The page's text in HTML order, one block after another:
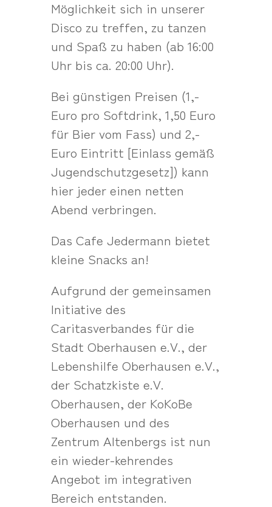
Möglichkeit sich in unserer
Disco zu treffen, zu tanzen
und Spaß zu haben (ab 16:00
Uhr bis ca. 20:00 Uhr).
Bei günstigen Preisen (1,-
Euro pro Softdrink, 1,50 Euro
für Bier vom Fass) und 2,-
Euro Eintritt [Einlass gemäß
Jugendschutzgesetz]) kann
hier jeder einen netten
Abend verbringen.
Das Cafe Jedermann bietet
kleine Snacks an!
Aufgrund der gemeinsamen
Initiative des
Caritasverbandes für die
Stadt Oberhausen e.V., der
Lebenshilfe Oberhausen e.V.,
der Schatzkiste e.V.
Oberhausen, der KoKoBe
Oberhausen und des
Zentrum Altenbergs ist nun
ein wieder-kehrendes
Angebot im integrativen
Bereich entstanden.